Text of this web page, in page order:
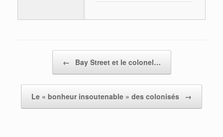
← Bay Street et le colonel…
Le « bonheur insoutenable » des colonisés →